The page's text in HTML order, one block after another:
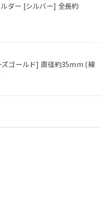
ダー [シルバー] 全長約
ズゴールド] 直径約35mm (線